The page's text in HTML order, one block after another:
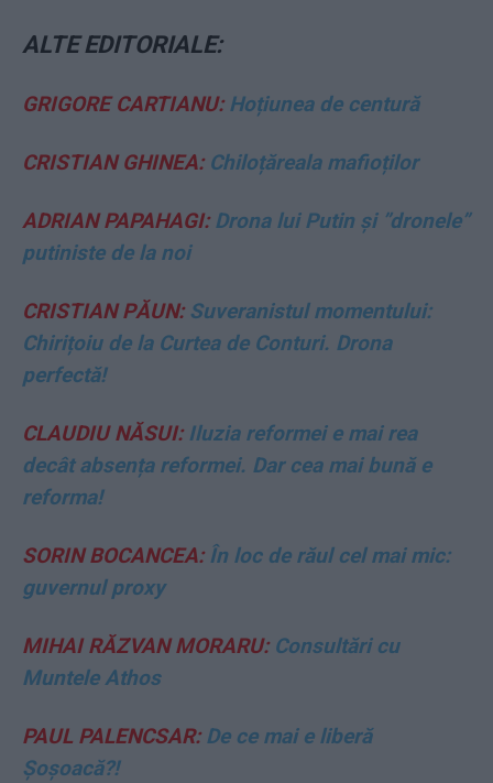
ALTE EDITORIALE:
GRIGORE CARTIANU:Hoțiunea de centură
CRISTIAN GHINEA:Chiloțăreala mafioților
ADRIAN PAPAHAGI:Drona lui Putin și ”dronele”
putiniste de la noi
CRISTIAN PĂUN:Suveranistul momentului:
Chirițoiu de la Curtea de Conturi. Drona
perfectă!
CLAUDIU NĂSUI:Iluzia reformei e mai rea
decât absența reformei. Dar cea mai bună e
reforma!
SORIN BOCANCEA:În loc de răul cel mai mic:
guvernul proxy
MIHAI RĂZVAN MORARU:Consultări cu
Muntele Athos
PAUL PALENCSAR:De ce mai e liberă
Șoșoacă?!